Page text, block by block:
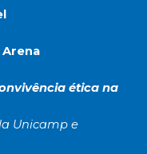
ética na
Unicamp e